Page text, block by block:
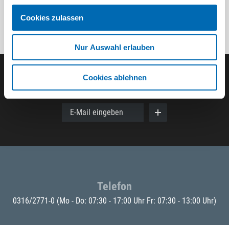
Cookies zulassen
Nur Auswahl erlauben
Cookies ablehnen
Der ODÖRFER Newsletter
E-Mail eingeben
Telefon
0316/2771-0 (Mo - Do: 07:30 - 17:00 Uhr Fr: 07:30 - 13:00 Uhr)